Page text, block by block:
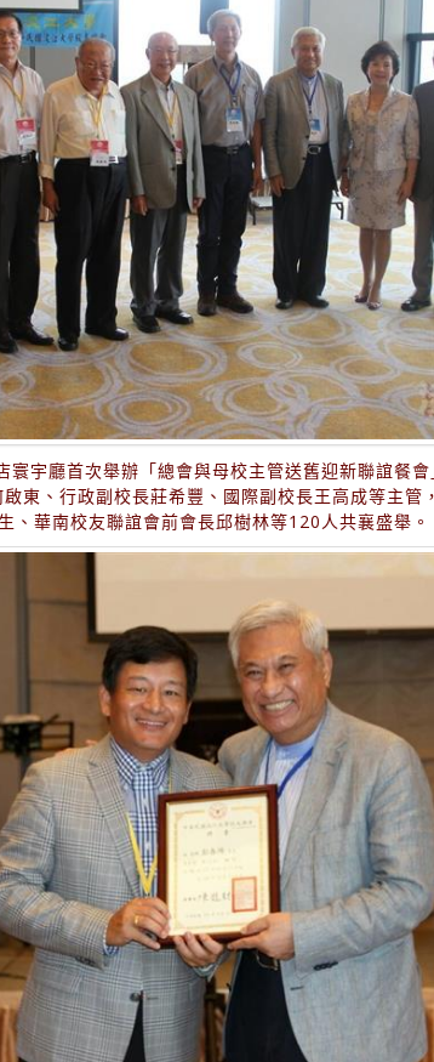
宇廳首次舉辦「總會與母校主管送舊迎新聯誼餐
東、行政副校長莊希豐、國際副校長王高成等主
、華南校友聯誼會前會長邱樹林等120人共襄盛舉。